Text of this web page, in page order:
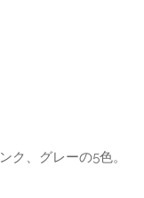
ク、グレーの5色。